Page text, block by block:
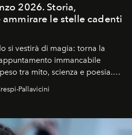
2026. Storia,
le stelle cadenti
si vestirà di magia: torna la
immancabile
tra mito, scienza e poesia.
delle
segreti
Pallavicini